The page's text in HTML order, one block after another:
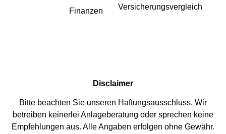
Finanzen Versicherungsvergleich
Disclaimer
Bitte beachten Sie unseren Haftungsausschluss. Wir
betreiben keinerlei Anlageberatung oder sprechen keine
Empfehlungen aus. Alle Angaben erfolgen ohne Gewähr.